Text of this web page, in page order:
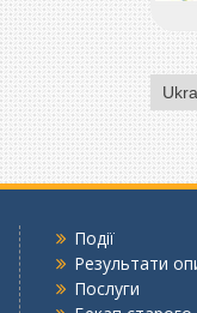
мову
Події
Результати
Послуги